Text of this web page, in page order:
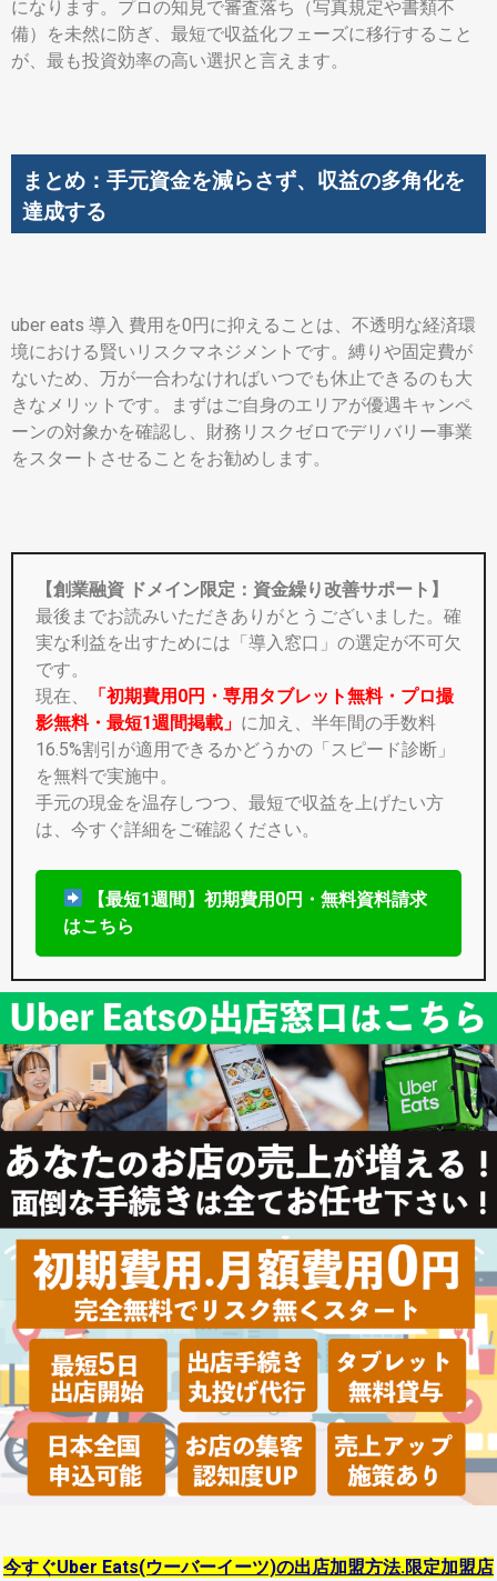
になります。プロの知見で審査落ち（写真規定や書類不
備）を未然に防ぎ、最短で収益化フェーズに移行すること
が、最も投資効率の高い選択と言えます。
まとめ：手元資金を減らさず、収益の多角化を
達成する
uber eats 導入 費用を0円に抑えることは、不透明な経済環
境における賢いリスクマネジメントです。縛りや固定費が
ないため、万が一合わなければいつでも休止できるのも大
きなメリットです。まずはご自身のエリアが優遇キャンペ
ーンの対象かを確認し、財務リスクゼロでデリバリー事業
をスタートさせることをお勧めします。
【創業融資 ドメイン限定：資金繰り改善サポート】
最後までお読みいただきありがとうございました。確
実な利益を出すためには「導入窓口」の選定が不可欠
です。
現在、
「初期費用0円・専用タブレット無料・プロ撮
影無料・最短1週間掲載」 に加え、半年間の手数料
16.5%割引が適用できるかどうかの「スピード診断」
を無料で実施中。
手元の現金を温存しつつ、最短で収益を上げたい方
は、今すぐ詳細をご確認ください。
【最短1週間】初期費用0円・無料資料請求
はこちら
今すぐUber Eats(ウーバーイーツ)の出店加盟方法.限定加盟店